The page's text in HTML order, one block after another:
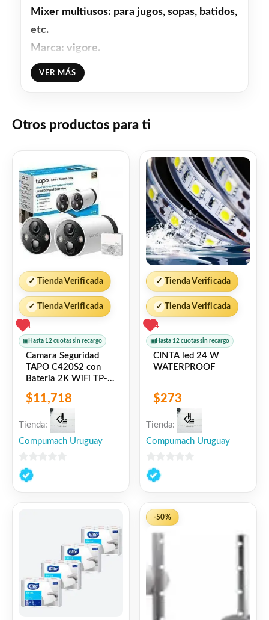
Mixer multiusos: para jugos, sopas, batidos,
etc.
Marca: vigore.
2 velocidades.
Medidas: 35×6.5cm.
Link
Twitter
Share
❤ ME GUSTA
👍 6 personas recomiendan este producto
VER MÁS
Otros productos para ti
✓ Tienda Verificada
✓ Tienda Verificada
1
▣ Hasta 12 cuotas sin recargo
Camara Seguridad
TAPO C420S2 con
Bateria 2K WiFi TP-
LINK
$11,718
Tienda:
Compumach Uruguay
0
de
✓ Tienda Verificada
✓ Tienda Verificada
4
▣ Hasta 12 cuotas sin recargo
CINTA led 24 W
WATERPROOF
$273
Tienda:
Compumach Uruguay
0
de
-50%